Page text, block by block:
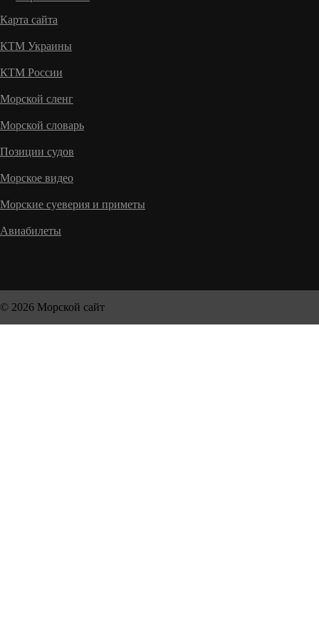
Карта сайта
КТМ Украины
КТМ России
Морской сленг
Морской словарь
Позиции судов
Морское видео
Морские суеверия и приметы
Авиабилеты
© 2026 Морской сайт